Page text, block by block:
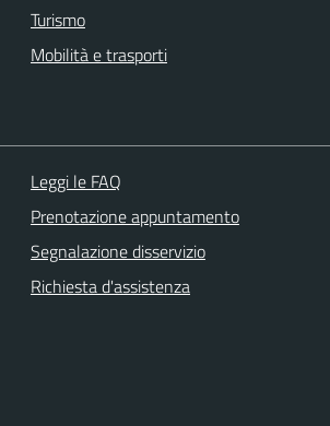
Turismo
Mobilità e trasporti
Leggi le FAQ
Prenotazione appuntamento
Segnalazione disservizio
Richiesta d'assistenza